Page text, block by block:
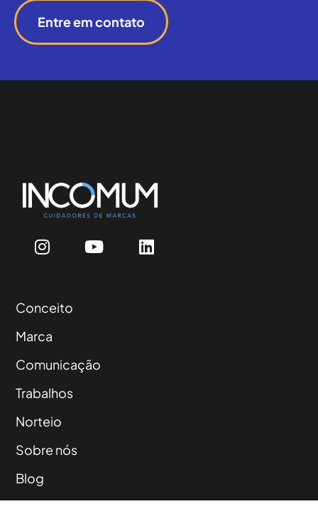
Entre em contato
Conceito
Marca
Comunicação
Trabalhos
Norteio
Sobre nós
Blog